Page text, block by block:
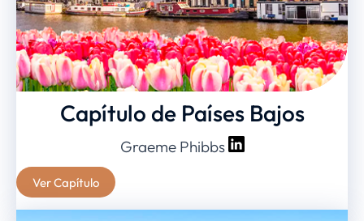
Capítulo de Países Bajos
Graeme Phibbs
Ver Capítulo